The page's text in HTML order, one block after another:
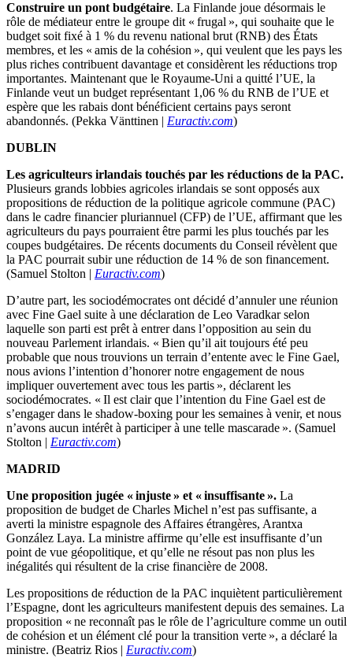
Construire un pont budgétaire. La Finlande joue désormais le
rôle de médiateur entre le groupe dit « frugal », qui souhaite que le
budget soit fixé à 1 % du revenu national brut (RNB) des États
membres, et les « amis de la cohésion », qui veulent que les pays les
plus riches contribuent davantage et considèrent les réductions trop
importantes. Maintenant que le Royaume-Uni a quitté l’UE, la
Finlande veut un budget représentant 1,06 % du RNB de l’UE et
espère que les rabais dont bénéficient certains pays seront
abandonnés. (Pekka Vänttinen | Euractiv.com)
DUBLIN
Les agriculteurs irlandais touchés par les réductions de la PAC.
Plusieurs grands lobbies agricoles irlandais se sont opposés aux
propositions de réduction de la politique agricole commune (PAC)
dans le cadre financier pluriannuel (CFP) de l’UE, affirmant que les
agriculteurs du pays pourraient être parmi les plus touchés par les
coupes budgétaires. De récents documents du Conseil révèlent que
la PAC pourrait subir une réduction de 14 % de son financement.
(Samuel Stolton | Euractiv.com)
D’autre part, les sociodémocrates ont décidé d’annuler une réunion
avec Fine Gael suite à une déclaration de Leo Varadkar selon
laquelle son parti est prêt à entrer dans l’opposition au sein du
nouveau Parlement irlandais. « Bien qu’il ait toujours été peu
probable que nous trouvions un terrain d’entente avec le Fine Gael,
nous avions l’intention d’honorer notre engagement de nous
impliquer ouvertement avec tous les partis », déclarent les
sociodémocrates. « Il est clair que l’intention du Fine Gael est de
s’engager dans le shadow-boxing pour les semaines à venir, et nous
n’avons aucun intérêt à participer à une telle mascarade ». (Samuel
Stolton | Euractiv.com)
MADRID
Une proposition jugée « injuste » et « insuffisante ». La
proposition de budget de Charles Michel n’est pas suffisante, a
averti la ministre espagnole des Affaires étrangères, Arantxa
González Laya. La ministre affirme qu’elle est insuffisante d’un
point de vue géopolitique, et qu’elle ne résout pas non plus les
inégalités qui résultent de la crise financière de 2008.
Les propositions de réduction de la PAC inquiètent particulièrement
l’Espagne, dont les agriculteurs manifestent depuis des semaines. La
proposition « ne reconnaît pas le rôle de l’agriculture comme un outil
de cohésion et un élément clé pour la transition verte », a déclaré la
ministre. (Beatriz Rios | Euractiv.com)